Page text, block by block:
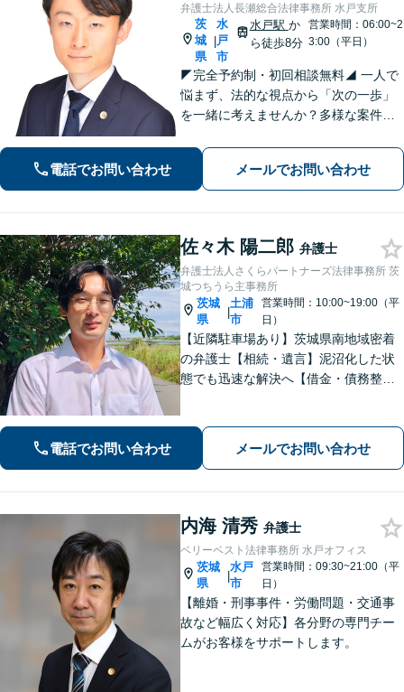
弁護士法人長瀬総合法律事務所 水戸支所
茨
城
県
|
水
戸
市
水戸駅 か
ら徒歩8分
営業時間：06:00~2
3:00（平日）
◤完全予約制・初回相談無料◢ 一人で
悩まず、法的な視点から「次の一歩」
を一緒に考えませんか？多様な案件に
合う解決策をご提案します。まずは安
心して現状をお聞かせください。【離
婚・不倫｜交通事故｜相続｜刑事｜企
業法務】
電話でお問い合わせ メールでお問い合わせ
佐々木 陽二郎 弁護士
弁護士法人さくらパートナーズ法律事務所 茨
城つちうら主事務所
茨城
県
|
土浦
市
営業時間：10:00~19:00（平
日）
【近隣駐車場あり】茨城県南地域密着
の弁護士【相続・遺言】泥沼化した状
態でも迅速な解決へ【借金・債務整
す。【初回面談無料】【法テラス利用
可】【休日・夜間対応可】
電話でお問い合わせ メールでお問い合わせ
内海 清秀 弁護士
ベリーベスト法律事務所 水戸オフィス
茨城
県
|
水戸
市
営業時間：09:30~21:00（平
日）
【離婚・刑事事件・労働問題・交通事
故など幅広く対応】各分野の専門チー
ムがお客様をサポートします。